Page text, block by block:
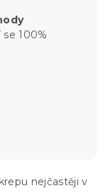
100%
nejčastěji v